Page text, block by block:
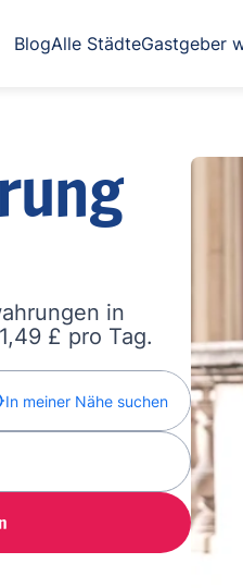
BlogAlle StädteGastgeber
in
£ pro Tag.
In meiner Nähe suchen